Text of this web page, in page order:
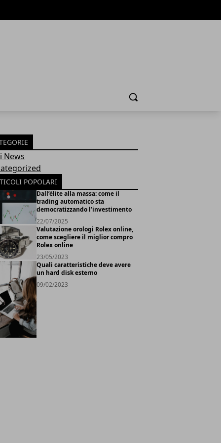
Cerca
News
POPOLARI
Dall’élite alla massa: come il
trading automatico sta
democratizzando l’investimento
22/07/2025
Valutazione orologi Rolex online,
come scegliere il miglior compro
Rolex online
23/05/2023
Quali caratteristiche deve avere
un hard disk esterno
09/02/2023